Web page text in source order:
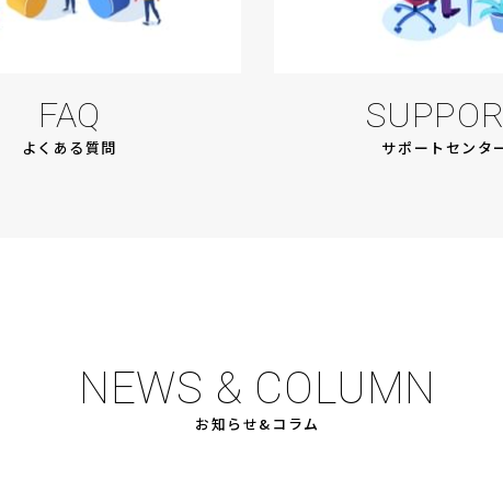
FAQ
よくある質問 サポートセンタ
NEWS & COLUMN
お知らせ&コラム